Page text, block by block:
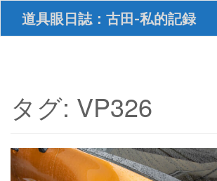
i
道具眼日誌：古田-私的記録
タグ: VP326